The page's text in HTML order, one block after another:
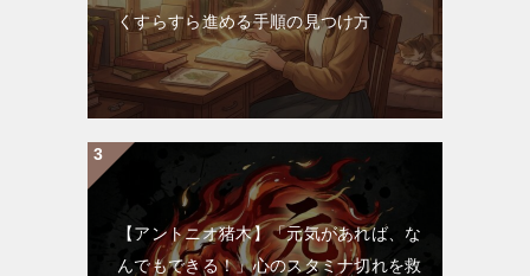
くすらすら進める手順の見つけ方
【アントニオ猪木】「元気があれば、な
んでもできる！」心のスタミナ切れを救